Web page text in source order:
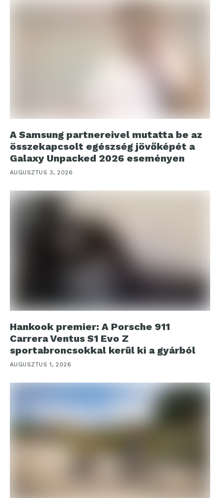
A Samsung partnereivel mutatta be az
összekapcsolt egészség jövőképét a
Galaxy Unpacked 2026 eseményen
AUGUSZTUS 3, 2026
Hankook premier: A Porsche 911
Carrera Ventus S1 Evo Z
sportabroncsokkal kerül ki a gyárból
AUGUSZTUS 1, 2026